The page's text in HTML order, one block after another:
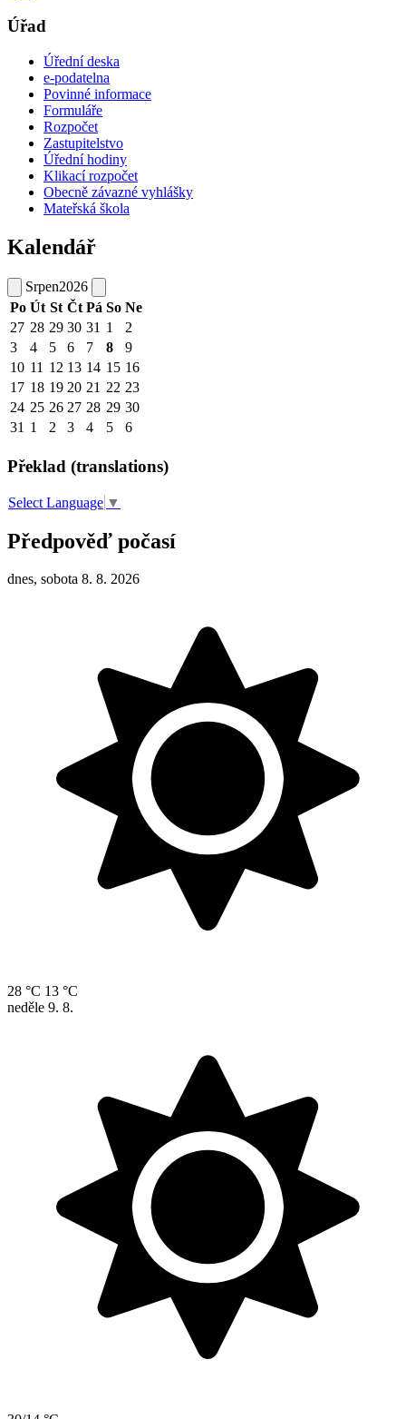
Úřad
Úřední deska
e-podatelna
Povinné informace
Formuláře
Rozpočet
Zastupitelstvo
Úřední hodiny
Klikací rozpočet
Obecně závazné vyhlášky
Mateřská škola
Kalendář
Srpen2026
Po Út St Čt Pá So Ne
27 28 29 30 31 1
2
3
4 5 6 7 8
9
10 11 12 13 14 15 16
17 18 19 20 21 22 23
24 25 26 27 28 29 30
31 1 2 3 4 5 6
Překlad (translations)
Select Language ▼
Předpověď počasí
dnes, sobota 8. 8. 2026
28 °C 13 °C
neděle 9. 8.